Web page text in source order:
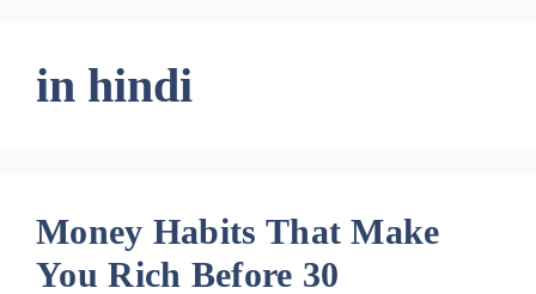
in hindi
Money Habits That Make
You Rich Before 30